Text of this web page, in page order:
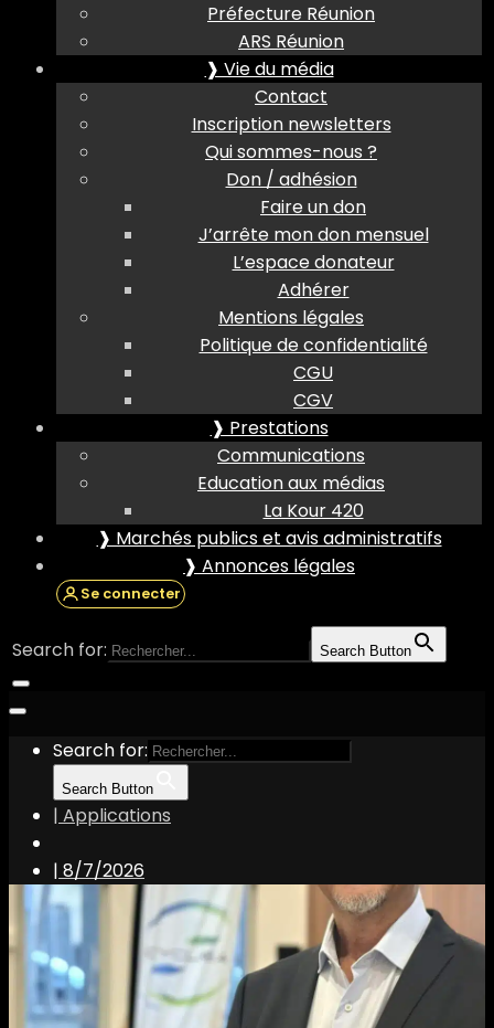
Préfecture Réunion
ARS Réunion
❱ Vie du média
Contact
Inscription newsletters
Qui sommes-nous ?
Don / adhésion
Faire un don
J’arrête mon don mensuel
L’espace donateur
Adhérer
Mentions légales
Politique de confidentialité
CGU
CGV
❱ Prestations
Communications
Education aux médias
La Kour 420
❱ Marchés publics et avis administratifs
❱ Annonces légales
Se connecter
Search for: Search Button
Search for:
Search Button
| Applications
| 8/7/2026